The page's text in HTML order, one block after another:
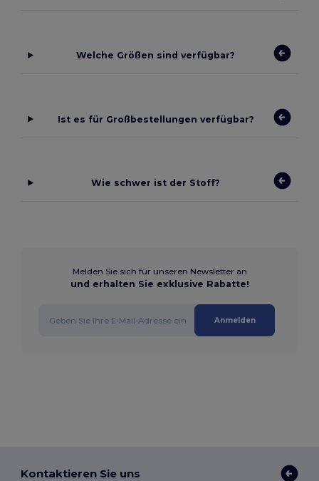
Welche Größen sind verfügbar?
Ist es für Großbestellungen verfügbar?
Wie schwer ist der Stoff?
Melden Sie sich für unseren Newsletter an
und erhalten Sie exklusive Rabatte!
Anmelden
Kontaktieren Sie uns